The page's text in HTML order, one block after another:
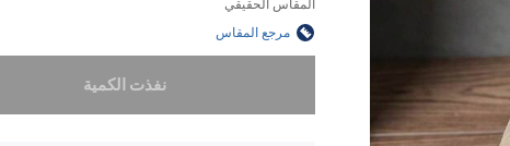
المقاس الحقيقي
مرجع المقاس
نفذت الكمية